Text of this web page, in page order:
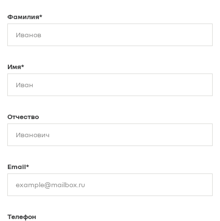
Фамилия*
Имя*
Отчество
Email*
Телефон